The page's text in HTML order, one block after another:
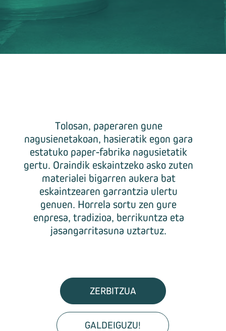
Tolosan, paperaren gune
nagusienetakoan, hasieratik egon gara
estatuko paper-fabrika nagusietatik
gertu. Oraindik eskaintzeko asko zuten
materialei bigarren aukera bat
eskaintzearen garrantzia ulertu
genuen. Horrela sortu zen gure
enpresa, tradizioa, berrikuntza eta
jasangarritasuna uztartuz.
ZERBITZUA
GALDEIGUZU!